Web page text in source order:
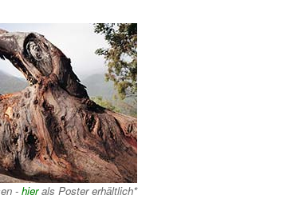
- hierals Poster erhältlich*